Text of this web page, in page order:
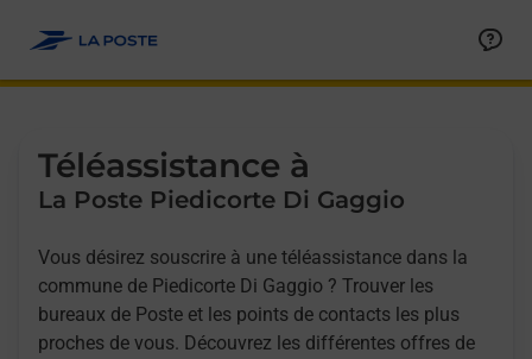
Téléassistance à
La Poste Piedicorte Di Gaggio
Vous désirez souscrire à une téléassistance dans la
commune de Piedicorte Di Gaggio ? Trouver les
bureaux de Poste et les points de contacts les plus
proches de vous. Découvrez les différentes offres de